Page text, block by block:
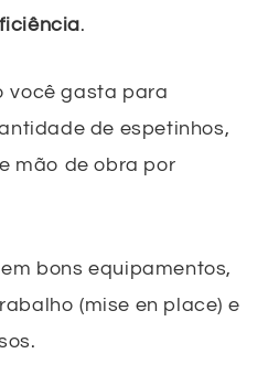
.
você gasta para
de espetinhos,
mão de obra por
bons equipamentos,
(mise en place) e